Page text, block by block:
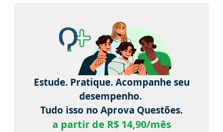
Estude. Pratique. Acompanhe seu
desempenho.
Tudo isso no Aprova Questões.
a partir de R$ 14,90/mês